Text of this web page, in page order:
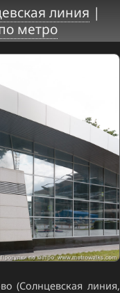
линия |
метро
(Солнцевская линия,